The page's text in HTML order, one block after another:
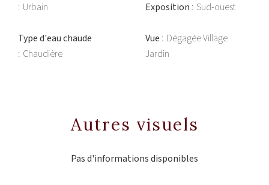
Urbain
Type d'eau chaude
Chaudière
Exposition Sud-ouest
Vue Dégagée Village
Jardin
Autres visuels
Pas d'informations disponibles